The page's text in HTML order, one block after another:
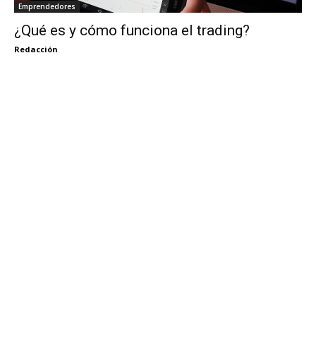
Emprendedores
¿Qué es y cómo funciona el trading?
Redacción